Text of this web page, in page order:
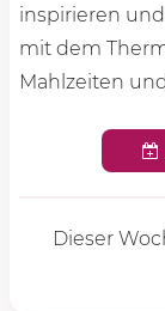
inspirieren
mit dem
Mahlzeiten
Dieser